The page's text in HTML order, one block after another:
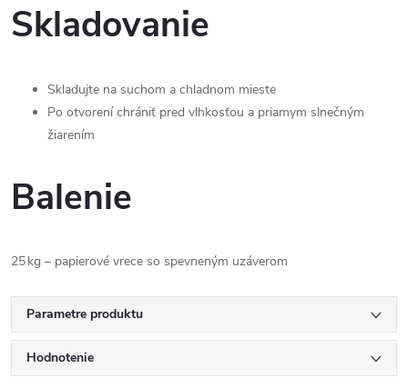
Skladovanie
Skladujte na suchom a chladnom mieste
Po otvorení chrániť pred vlhkosťou a priamym slnečným
žiarením
Balenie
25 kg – papierové vrece so spevneným uzáverom
Parametre produktu
Hodnotenie